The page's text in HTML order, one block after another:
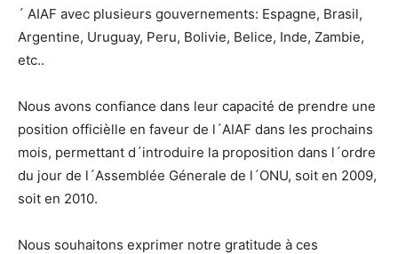
´ AIAF avec plusieurs gouvernements: Espagne, Brasil,
Argentine, Uruguay, Peru, Bolivie, Belice, Inde, Zambie,
etc..
Nous avons confiance dans leur capacité de prendre une
position officièlle en faveur de l´AIAF dans les prochains
mois, permettant d´introduire la proposition dans l´ordre
du jour de l´Assemblée Génerale de l´ONU, soit en 2009,
soit en 2010.
Nous souhaitons exprimer notre gratitude à ces